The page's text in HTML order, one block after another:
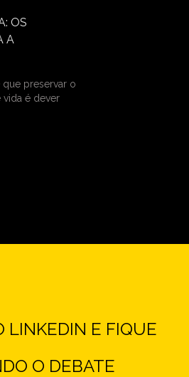
OS
A
preservar o
vida é dever
LINKEDIN E FIQUE
O DEBATE